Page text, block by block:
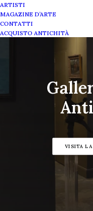
ARTISTI
MAGAZINE D’ARTE
CONTATTI
ACQUISTO ANTICHITÀ
VISITA